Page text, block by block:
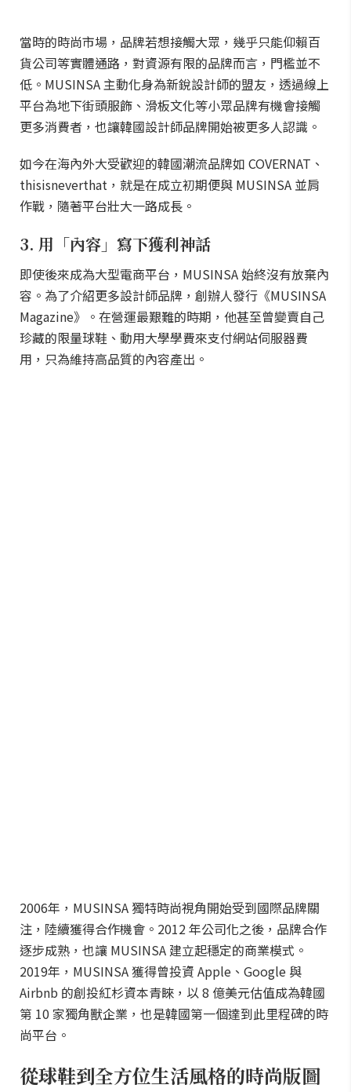
當時的時尚市場，品牌若想接觸大眾，幾乎只能仰賴百
貨公司等實體通路，對資源有限的品牌而言，門檻並不
低。MUSINSA 主動化身為新銳設計師的盟友，透過線上
平台為地下街頭服飾、滑板文化等小眾品牌有機會接觸
更多消費者，也讓韓國設計師品牌開始被更多人認識。
如今在海內外大受歡迎的韓國潮流品牌如 COVERNAT、
thisisneverthat，就是在成立初期便與 MUSINSA 並肩
作戰，隨著平台壯大一路成長。
3. 用「內容」寫下獲利神話
即使後來成為大型電商平台，MUSINSA 始終沒有放棄內
容。為了介紹更多設計師品牌，創辦人發行《MUSINSA
Magazine》。在營運最艱難的時期，他甚至曾變賣自己
珍藏的限量球鞋、動用大學學費來支付網站伺服器費
用，只為維持高品質的內容產出。
2006年，MUSINSA 獨特時尚視角開始受到國際品牌關
注，陸續獲得合作機會。2012 年公司化之後，品牌合作
逐步成熟，也讓 MUSINSA 建立起穩定的商業模式。
2019年，MUSINSA 獲得曾投資 Apple、Google 與
Airbnb 的創投紅杉資本青睞，以 8 億美元估值成為韓國
第 10 家獨角獸企業，也是韓國第一個達到此里程碑的時
尚平台。
從球鞋到全方位生活風格的時尚版圖